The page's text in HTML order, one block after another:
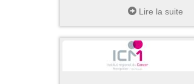
Lire la suite